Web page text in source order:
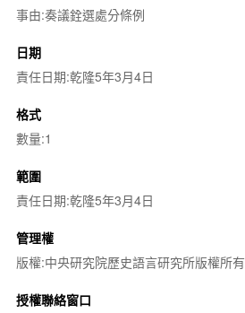
事由:奏議銓選處分條例
日期
責任日期:乾隆5年3月4日
格式
數量:1
範圍
責任日期:乾隆5年3月4日
管理權
版權:中央研究院歷史語言研究所版權所有
授權聯絡窗口